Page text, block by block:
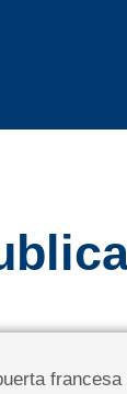
francesa